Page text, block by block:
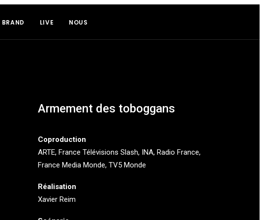
BRAND LIVE NOUS
Armement des toboggans
Coproduction
ARTE, France Télévisions Slash, INA, Radio France,
France Media Monde, TV5 Monde
Réalisation
Xavier Reim